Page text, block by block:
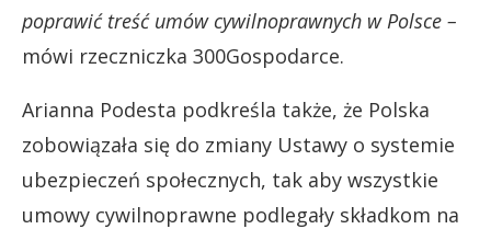
poprawić treść umów cywilnoprawnych w Polsce –
mówi rzeczniczka 300Gospodarce.
Arianna Podesta podkreśla także, że Polska
zobowiązała się do zmiany Ustawy o systemie
ubezpieczeń społecznych, tak aby wszystkie
umowy cywilnoprawne podlegały składkom na